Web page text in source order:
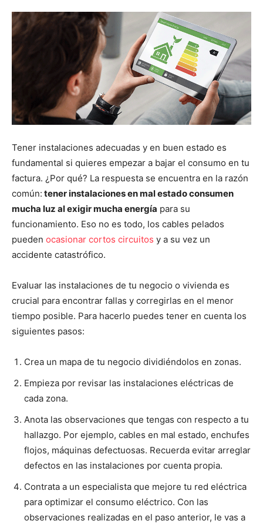
Tener instalaciones adecuadas y en buen estado es
fundamental si quieres empezar a bajar el consumo en tu
factura. ¿Por qué? La respuesta se encuentra en la razón
común: tener instalaciones en mal estado consumen
mucha luz al exigir mucha energía para su
funcionamiento. Eso no es todo, los cables pelados
pueden ocasionar cortos circuitos y a su vez un
accidente catastrófico.
Evaluar las instalaciones de tu negocio o vivienda es
crucial para encontrar fallas y corregirlas en el menor
tiempo posible. Para hacerlo puedes tener en cuenta los
siguientes pasos:
Crea un mapa de tu negocio dividiéndolos en zonas.
Empieza por revisar las instalaciones eléctricas de
cada zona.
Anota las observaciones que tengas con respecto a tu
hallazgo. Por ejemplo, cables en mal estado, enchufes
flojos, máquinas defectuosas. Recuerda evitar arreglar
defectos en las instalaciones por cuenta propia.
Contrata a un especialista que mejore tu red eléctrica
para optimizar el consumo eléctrico. Con las
observaciones realizadas en el paso anterior, le vas a